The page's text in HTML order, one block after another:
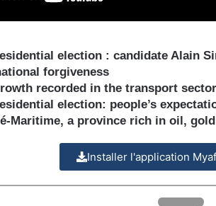
election : candidate Alain
forgiveness
recorded in the transport
election: people’s
Maritime, a province rich in oil,
Installer l'application